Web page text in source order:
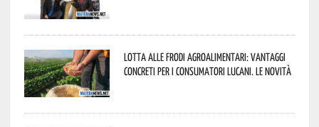
Lotta alle frodi agroalimentari: vantaggi
concreti per i consumatori lucani. Le novità